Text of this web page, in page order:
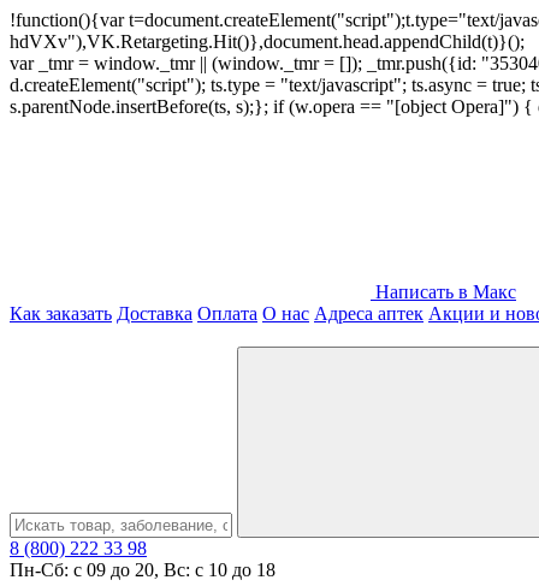
!function(){var t=document.createElement("script");t.type="text/
hdVXv"),VK.Retargeting.Hit()},document.head.appendChild(t)}();
var _tmr = window._tmr || (window._tmr = []); _tmr.push({id:
d.createElement("script"); ts.type = "text/javascript"; ts.async =
s.parentNode.insertBefore(ts, s);}; if (w.opera == "[object
Написать в Макс
Как заказать Доставка Оплата О нас Адреса аптек Акции и
8 (800) 222 33 98
Пн-Сб: с 09 до 20, Вс: с 10 до 18